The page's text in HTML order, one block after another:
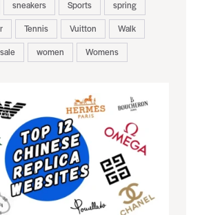
sneakers Sports
spring
Tennis Vuitton
Walk
women Womens